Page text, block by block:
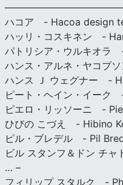
ハコア - Hacoa design
ハッリ・コスキネン -
パトリシア・ウルキオラ
ハンス・アルネ・ヤコブ
ハンス Ｊ ウェグナー -
ピート・ヘイン・イーク
ピエロ・リッソーニ -
ひびの こづえ - Hibino
ピル・ブレデル - Pil
ビル スタンフ＆ドン チ
… –
フィリップ スタルク -